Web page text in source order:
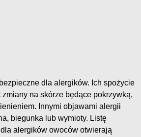
dla alergików. Ich spożycie
zmiany na skórze będące pokrzywką,
Innymi objawami alergii
biegunka lub wymioty. Listę
alergików owoców otwierają